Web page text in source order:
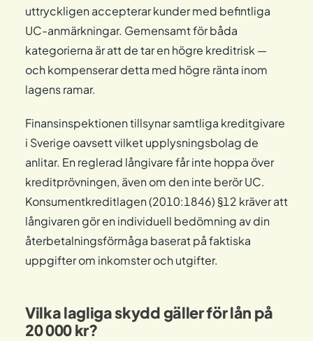
uttryckligen accepterar kunder med befintliga
UC-anmärkningar. Gemensamt för båda
kategorierna är att de tar en högre kreditrisk —
och kompenserar detta med högre ränta inom
lagens ramar.
Finansinspektionen tillsynar samtliga kreditgivare
i Sverige oavsett vilket upplysningsbolag de
anlitar. En reglerad långivare får inte hoppa över
kreditprövningen, även om den inte berör UC.
Konsumentkreditlagen (2010:1846) §12 kräver att
långivaren gör en individuell bedömning av din
återbetalningsförmåga baserat på faktiska
uppgifter om inkomster och utgifter.
Vilka lagliga skydd gäller för lån på
20 000 kr?